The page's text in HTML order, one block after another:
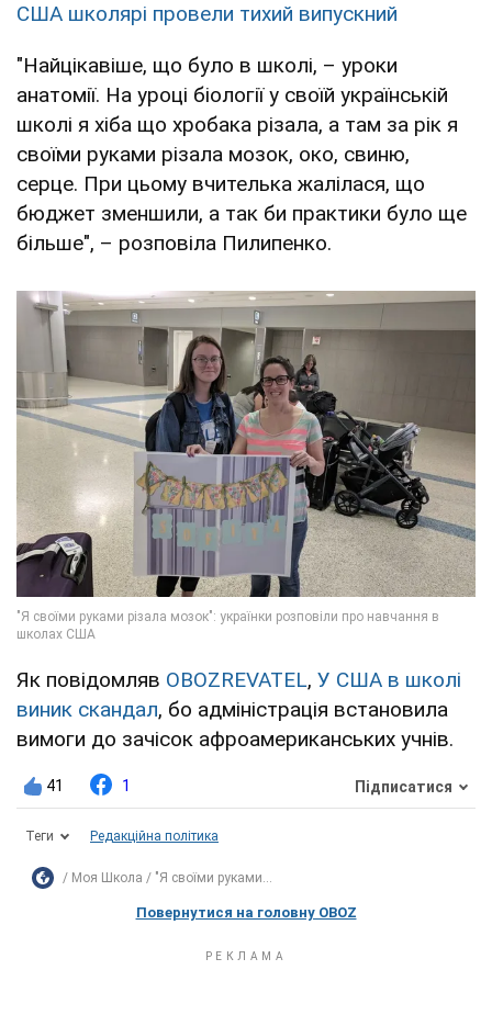
США школярі провели тихий випускний
"Найцікавіше, що було в школі, – уроки
анатомії. На уроці біології у своїй українській
школі я хіба що хробака різала, а там за рік я
своїми руками різала мозок, око, свиню,
серце. При цьому вчителька жалілася, що
бюджет зменшили, а так би практики було ще
більше", – розповіла Пилипенко.
Як повідомляв OBOZREVATEL, У США в школі
виник скандал, бо адміністрація встановила
вимоги до зачісок афроамериканських учнів.
41 1 Підписатися
Теги Редакційна політика
Моя Школа "Я своїми руками...
Повернутися на головну OBOZ